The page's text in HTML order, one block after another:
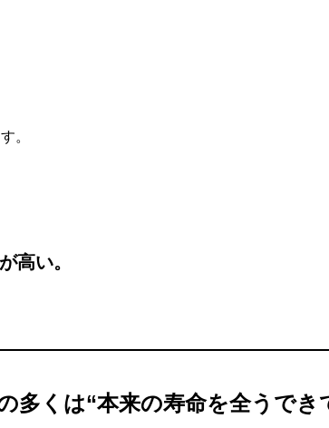
。
高い。
多くは“本来の寿命を全うでき